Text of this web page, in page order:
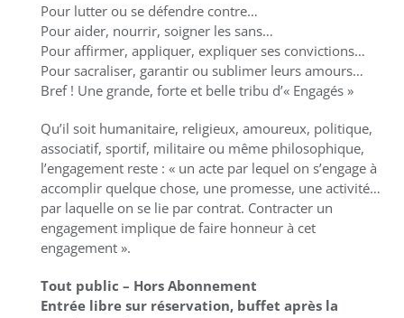
Pour lutter ou se défendre contre…
Pour aider, nourrir, soigner les sans…
Pour affirmer, appliquer, expliquer ses convictions…
Pour sacraliser, garantir ou sublimer leurs amours…
Bref ! Une grande, forte et belle tribu d’« Engagés »
Qu’il soit humanitaire, religieux, amoureux, politique,
associatif, sportif, militaire ou même philosophique,
l’engagement reste : « un acte par lequel on s’engage à
accomplir quelque chose, une promesse, une activité…
par laquelle on se lie par contrat. Contracter un
engagement implique de faire honneur à cet
engagement ».
Tout public – Hors Abonnement
Entrée libre sur réservation, buffet après la